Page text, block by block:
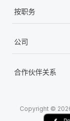
按职务
公司
合作伙伴关系
Copyright ©